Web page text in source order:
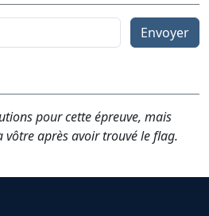
Envoyer
pour cette épreuve, mais
vôtre après avoir trouvé le flag.